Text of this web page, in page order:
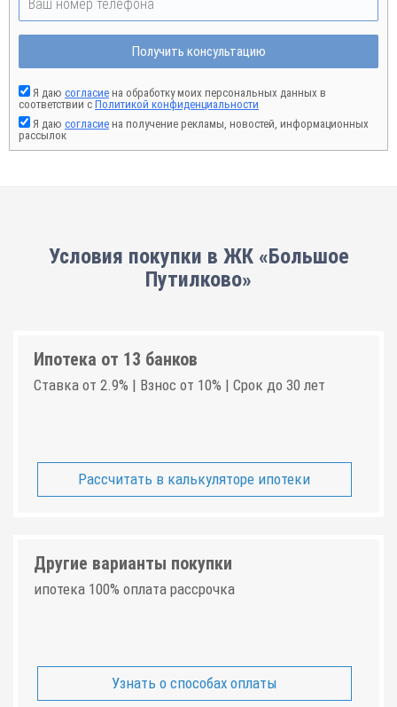
Получить консультацию
Я даю согласие на обработку моих персональных данных в
соответствии с Политикой конфиденциальности
Я даю согласие на получение рекламы, новостей, информационных
рассылок
Условия покупки в ЖК «Большое
Путилково»
Ипотека от 13 банков
Ставка от 2.9% | Взнос от 10% | Срок до 30 лет
Рассчитать в калькуляторе ипотеки
Другие варианты покупки
ипотека 100% оплата рассрочка
Узнать о способах оплаты